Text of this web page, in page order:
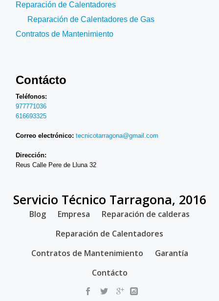
Reparación de Calentadores
Reparación de Calentadores de Gas
Contratos de Mantenimiento
Contácto
Teléfonos:
977771036
616693325
Correo electrónico: tecnicotarragona@gmail.com
Dirección:
Reus Calle Pere de Lluna 32
Servicio Técnico Tarragona, 2016
SECONDARY
Blog Empresa
Reparación de calderas
Reparación de Calentadores
Contratos de Mantenimiento
Garantía
Contácto